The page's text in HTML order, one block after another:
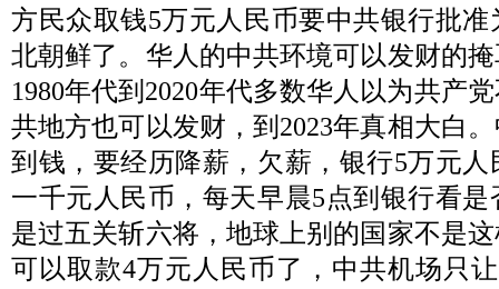
方民众取钱5万元人民币要中共银行批
北朝鲜了。华人的中共环境可以发财的
1980年代到 2020年代多数华人以为共产
共地方也可以发财，到 2023年真相大白
到钱，要经历降薪，欠薪，银行5万元人
一千元人民币，每天早晨5点到银行看
是过五关斩六将，地球上别的国家不是
可以取款4万元人民币了，中共机场只